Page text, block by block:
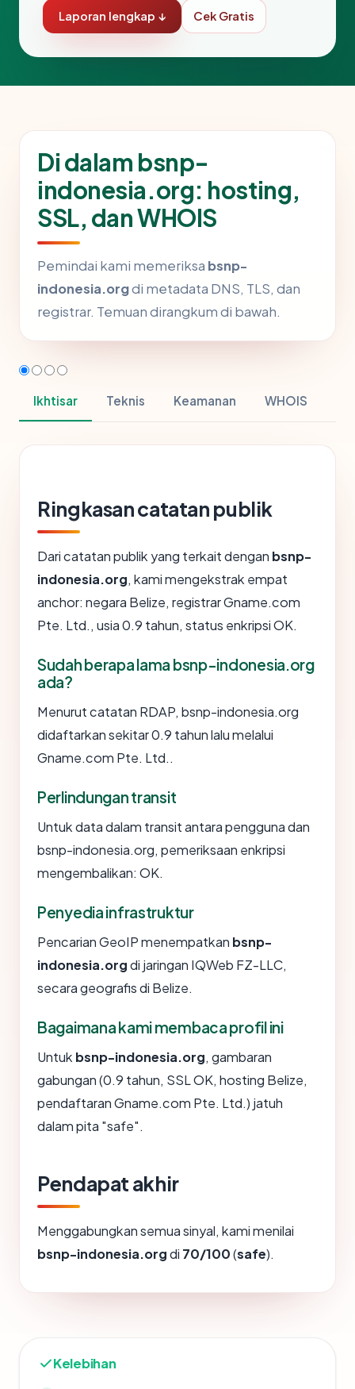
Laporan lengkap ↓ Cek Gratis
Di dalam bsnp-
indonesia.org: hosting,
SSL, dan WHOIS
Pemindai kami memeriksa bsnp-
indonesia.orgdi metadata DNS, TLS, dan
registrar. Temuan dirangkum di bawah.
Ikhtisar Teknis Keamanan WHOIS
Ringkasan catatan publik
Dari catatan publik yang terkait dengan bsnp-
indonesia.org, kami mengekstrak empat
anchor: negara Belize, registrar Gname.com
Pte. Ltd., usia 0.9 tahun, status enkripsi OK.
Sudah berapa lama bsnp-indonesia.org
ada?
Menurut catatan RDAP, bsnp-indonesia.org
didaftarkan sekitar 0.9 tahun lalu melalui
Gname.com Pte. Ltd..
Perlindungan transit
Untuk data dalam transit antara pengguna dan
bsnp-indonesia.org, pemeriksaan enkripsi
mengembalikan: OK.
Penyedia infrastruktur
Pencarian GeoIP menempatkan bsnp-
indonesia.orgdi jaringan IQWeb FZ-LLC,
secara geografis di Belize.
Bagaimana kami membaca profil ini
Untuk bsnp-indonesia.org, gambaran
gabungan (0.9 tahun, SSL OK, hosting Belize,
pendaftaran Gname.com Pte. Ltd.) jatuh
dalam pita "safe".
Pendapat akhir
Menggabungkan semua sinyal, kami menilai
bsnp-indonesia.orgdi 70/100(safe).
Kelebihan